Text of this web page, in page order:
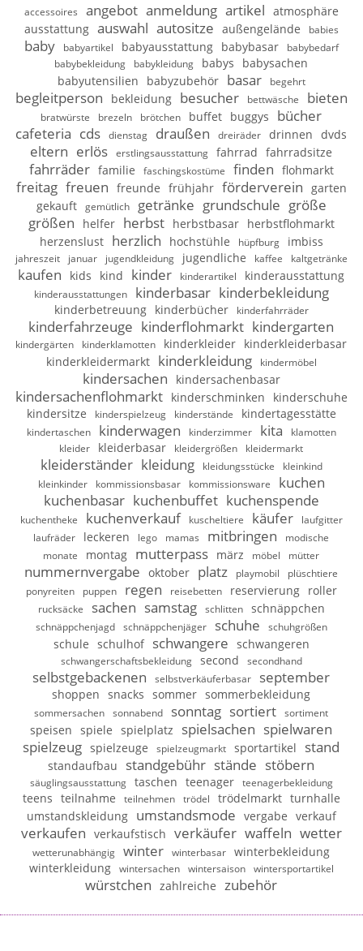
accessoires angebot anmeldung artikel atmosphäre
ausstattung auswahl autositze außengelände babies
baby babyartikel babyausstattung babybasar
babybedarf
babybekleidung
babykleidung babys
babysachen
babyutensilien
babyzubehör basar begehrt
begleitperson bekleidung besucher bettwäsche bieten
bratwürste brezeln brötchen buffet buggys
bücher
cafeteria cds dienstag draußen dreiräder drinnen dvds
eltern erlös erstlingsausstattung fahrrad fahrradsitze
fahrräder familie faschingskostüme finden flohmarkt
freitag freuen freunde frühjahr förderverein garten
gekauft
gemütlich getränke grundschule größe
größen
helfer herbst herbstbasar herbstflohmarkt
herzenslust herzlich hochstühle hüpfburg imbiss
jahreszeit januar jugendkleidung jugendliche kaffee kaltgetränke
kaufen kids kind kinder kinderartikel kinderausstattung
kinderausstattungen kinderbasar kinderbekleidung
kinderbetreuung kinderbücher kinderfahrräder
kinderfahrzeuge kinderflohmarkt kindergarten
kindergärten kinderklamotten kinderkleider kinderkleiderbasar
kinderkleidermarkt kinderkleidung kindermöbel
kindersachen kindersachenbasar
kindersachenflohmarkt kinderschminken
kinderschuhe
kindersitze
kinderspielzeug kinderstände kindertagesstätte
kindertaschen kinderwagen kinderzimmer kita
klamotten
kleider
kleiderbasar kleidergrößen kleidermarkt
kleiderständer kleidung kleidungsstücke
kleinkind
kleinkinder
kommissionsbasar kommissionsware
kuchen
kuchenbasar kuchenbuffet kuchenspende
kuchentheke kuchenverkauf kuscheltiere käufer
laufgitter
laufräder
leckeren lego mamas mitbringen
modische
monate
montag mutterpass märz möbel mütter
nummernvergabe oktober platz playmobil
plüschtiere
ponyreiten
puppen regen reisebetten reservierung roller
rucksäcke sachen samstag schlitten schnäppchen
schnäppchenjagd schnäppchenjäger schuhe schuhgrößen
schule schulhof schwangere schwangeren
schwangerschaftsbekleidung second secondhand
selbstgebackenen selbstverkäuferbasar september
shoppen snacks sommer sommerbekleidung
sommersachen sonnabend sonntag sortiert sortiment
speisen spiele spielplatz spielsachen spielwaren
spielzeug spielzeuge spielzeugmarkt sportartikel stand
standaufbau standgebühr stände stöbern
säuglingsausstattung taschen teenager teenagerbekleidung
teens teilnahme teilnehmen trödel trödelmarkt turnhalle
umstandskleidung umstandsmode vergabe verkauf
verkaufen verkaufstisch verkäufer waffeln wetter
wetterunabhängig winter winterbasar
winterbekleidung
winterkleidung
wintersachen wintersaison wintersportartikel
würstchen zahlreiche zubehör